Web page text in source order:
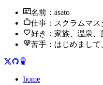
名前：asato
仕事：スクラムマス
好き：家族、温泉、
苦手：はじめまし
home